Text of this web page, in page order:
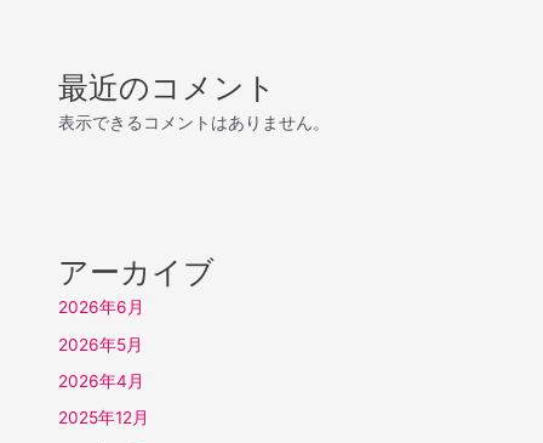
最近のコメント
表示できるコメントはありません。
アーカイブ
2026年6月
2026年5月
2026年4月
2025年12月